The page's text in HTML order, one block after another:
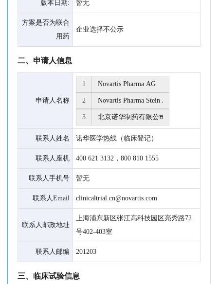
版本日期: 暂无
方案是否为联合
用药
企业选择不公示
二、申请人信息
申请人名称
1
2
3
联系人姓名 诺华医学热线（临床登记）
联系人座机 400 621 3132，800 810 1555
联系人手机号 暂无
联系人Email clinicaltrial.cn@novartis.com
联系人邮政地址
上海浦东新区张江高科技园区亮秀路72
号402-403室
联系人邮编 201203
三、临床试验信息